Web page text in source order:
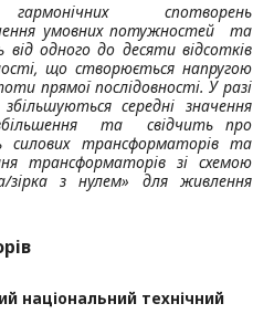
спотворень
умовних потужностей
та
одного до десяти відсотків
що створюється напругою
прямої послідовності. У разі
середні значення
та
свідчить про
трансформаторів та
трансформаторів зі схемою
зірка з нулем» для живлення
національний технічний